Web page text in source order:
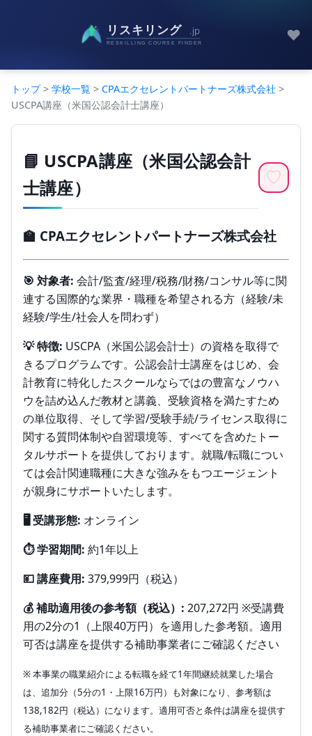
♥
トップ> 学校一覧 > CPAエクセレントパートナーズ株式会社 >
USCPA講座（米国公認会計士講座）
📘 USCPA講座（米国公認会計
士講座）
♡
🏫 CPAエクセレントパートナーズ株式会社
🎯 対象者: 会計/監査/経理/税務/財務/コンサル等に関
連する国際的な業界・職種を希望される方（経験/未
経験/学生/社会人を問わず）
💡 特徴: USCPA（米国公認会計士）の資格を取得で
きるプログラムです。公認会計士講座をはじめ、会
計教育に特化したスクールならではの豊富なノウハ
ウを詰め込んだ教材と講義、受験資格を満たすため
の単位取得、そして学習/受験手続/ライセンス取得に
関する質問体制や自習環境等、すべてを含めたトー
タルサポートを提供しております。就職/転職につい
ては会計関連職種に大きな強みをもつエージェント
が親身にサポートいたします。
🖥️ 受講形態: オンライン
⏱️ 学習期間: 約1年以上
💴 講座費用: 379,999円（税込）
💰 補助適用後の参考額（税込）: 207,272円 ※受講費
用の2分の1（上限40万円）を適用した参考額。適用
可否は講座を提供する補助事業者にご確認ください
※ 本事業の職業紹介による転職を経て1年間継続就業した場合
は、追加分（5分の1・上限16万円）も対象になり、参考額は
138,182円（税込）になります。適用可否と条件は講座を提供す
る補助事業者にご確認ください。